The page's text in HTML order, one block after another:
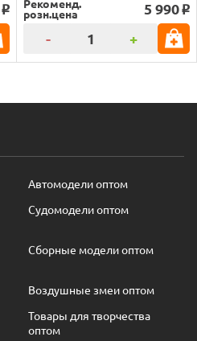
o
Рекоменд.
розн.цена 5 990 o
- +
Автомодели оптом
Судомодели оптом
Сборные модели оптом
Воздушные змеи оптом
Товары для творчества
оптом